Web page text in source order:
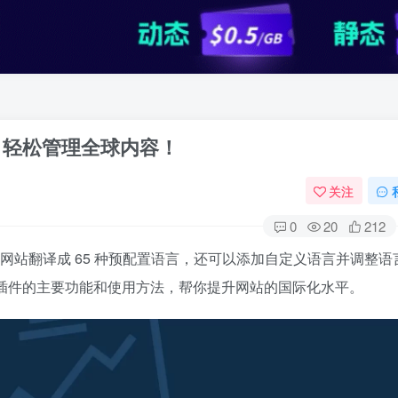
松管理全球内容！
关注
0 20 212
站翻译成 65 种预配置语言，还可以添加自定义语言并调整语
件的主要功能和使用方法，帮你提升网站的国际化水平。